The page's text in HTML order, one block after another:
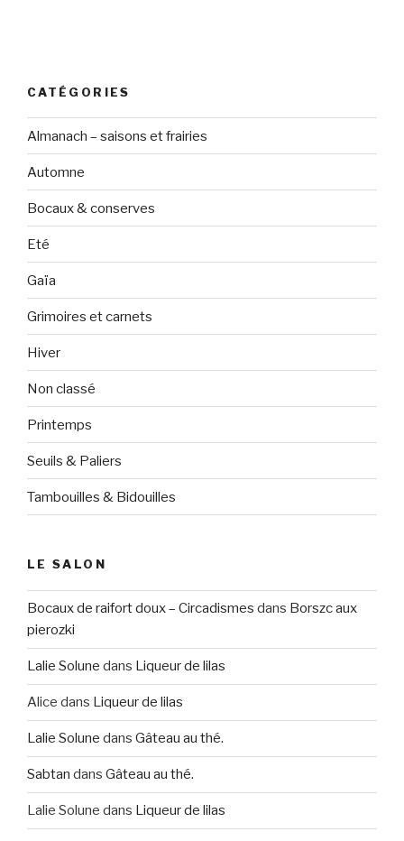
CATÉGORIES
Almanach – saisons et frairies
Automne
Bocaux & conserves
Eté
Gaïa
Grimoires et carnets
Hiver
Non classé
Printemps
Seuils & Paliers
Tambouilles & Bidouilles
LE SALON
Bocaux de raifort doux – Circadismes dans Borszc aux
pierozki
Lalie Solune dans Liqueur de lilas
Alice dans Liqueur de lilas
Lalie Solune dans Gâteau au thé.
Sabtan dans Gâteau au thé.
Lalie Solune dans Liqueur de lilas